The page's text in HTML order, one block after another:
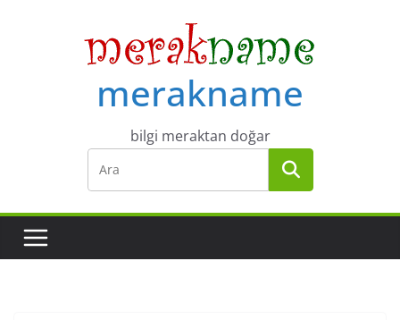
merakname
bilgi meraktan doğar